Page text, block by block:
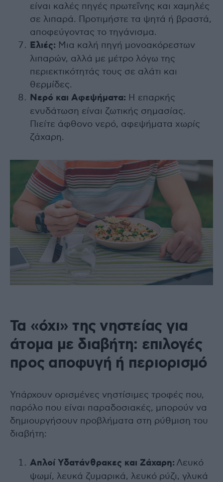
είναι καλές πηγές πρωτεΐνης και χαμηλές
σε λιπαρά. Προτιμήστε τα ψητά ή βραστά,
αποφεύγοντας το τηγάνισμα.
Ελιές: Μια καλή πηγή μονοακόρεστων
λιπαρών, αλλά με μέτρο λόγω της
περιεκτικότητάς τους σε αλάτι και
θερμίδες.
Νερό και Αφεψήματα: Η επαρκής
ενυδάτωση είναι ζωτικής σημασίας.
Πιείτε άφθονο νερό, αφεψήματα χωρίς
ζάχαρη.
Τα «όχι» της νηστείας για
άτομα με διαβήτη: επιλογές
προς αποφυγή ή περιορισμό
Υπάρχουν ορισμένες νηστίσιμες τροφές που,
παρόλο που είναι παραδοσιακές, μπορούν να
δημιουργήσουν προβλήματα στη ρύθμιση του
διαβήτη:
Απλοί Υδατάνθρακες και Ζάχαρη: Λευκό
ψωμί, λευκά ζυμαρικά, λευκό ρύζι, γλυκά